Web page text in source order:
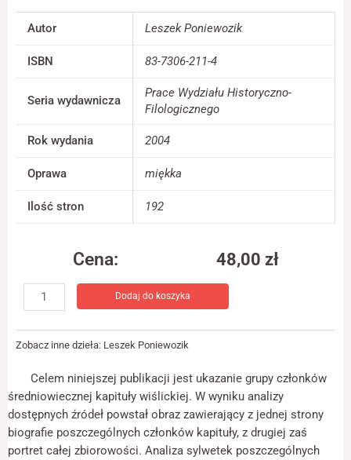
Autor Leszek Poniewozik
ISBN 83-7306-211-4
Seria wydawnicza
Prace Wydziału Historyczno-
Filologicznego
Rok wydania 2004
Oprawa miękka
Ilość stron 192
Cena: 48,00 zł
Prałaci
i
kanonicy
wiśliccy
okresie
średniowiecza
Dodaj do koszyka
Zobacz inne dzieła: Leszek Poniewozik
Celem niniejszej publikacji jest ukazanie grupy członków
średniowiecznej kapituły wiślickiej. W wyniku analizy
dostępnych źródeł powstał obraz zawierający z jednej strony
biografie poszczególnych członków kapituły, z drugiej zaś
portret całej zbiorowości. Analiza sylwetek poszczególnych
funkcjonalność
internetowej,
na podstawie
tego, jak strona
jest używana.
Doświadczenie
internetowa
odrzucisz te pliki
funkcje znikną ze
Udostępniając
swoje
zainteresowania i
zachowania
podczas
odwiedzania naszej